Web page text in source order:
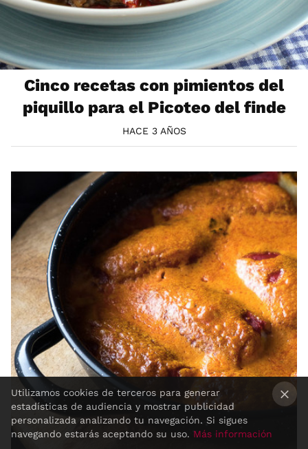
Cinco recetas con pimientos del
piquillo para el Picoteo del finde
HACE 3 AÑOS
Utilizamos cookies de terceros para generar
estadísticas de audiencia y mostrar publicidad
personalizada analizando tu navegación. Si sigues
navegando estarás aceptando su uso. Más información